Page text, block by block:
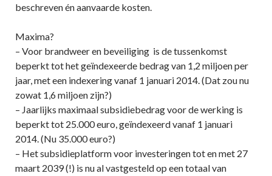
beschreven én aanvaarde kosten.
Maxima?
– Voor brandweer en beveiliging is de tussenkomst
beperkt tot het geïndexeerde bedrag van 1,2 miljoen per
jaar, met een indexering vanaf 1 januari 2014. (Dat zou nu
zowat 1,6 miljoen zijn?)
– Jaarlijks maximaal subsidiebedrag voor de werking is
beperkt tot 25.000 euro, geïndexeerd vanaf 1 januari
2014. (Nu 35.000 euro?)
– Het subsidieplatform voor investeringen tot en met 27
maart 2039 (!) is nu al vastgesteld op een totaal van